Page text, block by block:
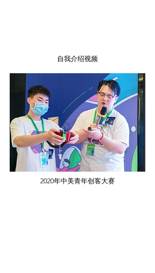
自我介绍视频
2020年中美青年创客大赛